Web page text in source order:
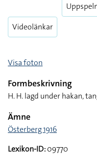
Videolänkar
Visa foton
Formbeskrivning
H. H. lagd under hakan,
Ämne
Österberg 1916
Lexikon-ID:09770